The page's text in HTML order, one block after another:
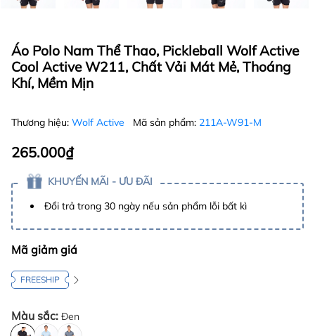
Áo Polo Nam Thể Thao, Pickleball Wolf Active
Cool Active W211, Chất Vải Mát Mẻ, Thoáng
Khí, Mềm Mịn
Thương hiệu: Wolf Active Mã sản phẩm: 211A-W91-M
265.000₫
KHUYẾN MÃI - ƯU ĐÃI
Đổi trả trong 30 ngày nếu sản phẩm lỗi bất kì
Mã giảm giá
FREESHIP
Màu sắc: Đen